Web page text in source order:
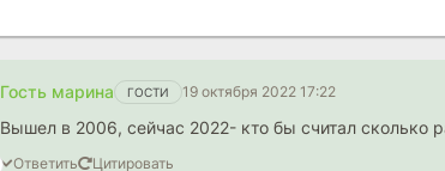
Гость марина ГОСТИ 19 октября 2022 17:22
Вышел в 2006, сейчас 2022- кто бы считал сколько
Ответить Цитировать